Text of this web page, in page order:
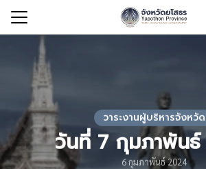
Skip
Search
วาระงานผู้บริหารจังหวัด
วันที่ 7 กุมภาพันธ์
6 กุมภาพันธ์ 2024